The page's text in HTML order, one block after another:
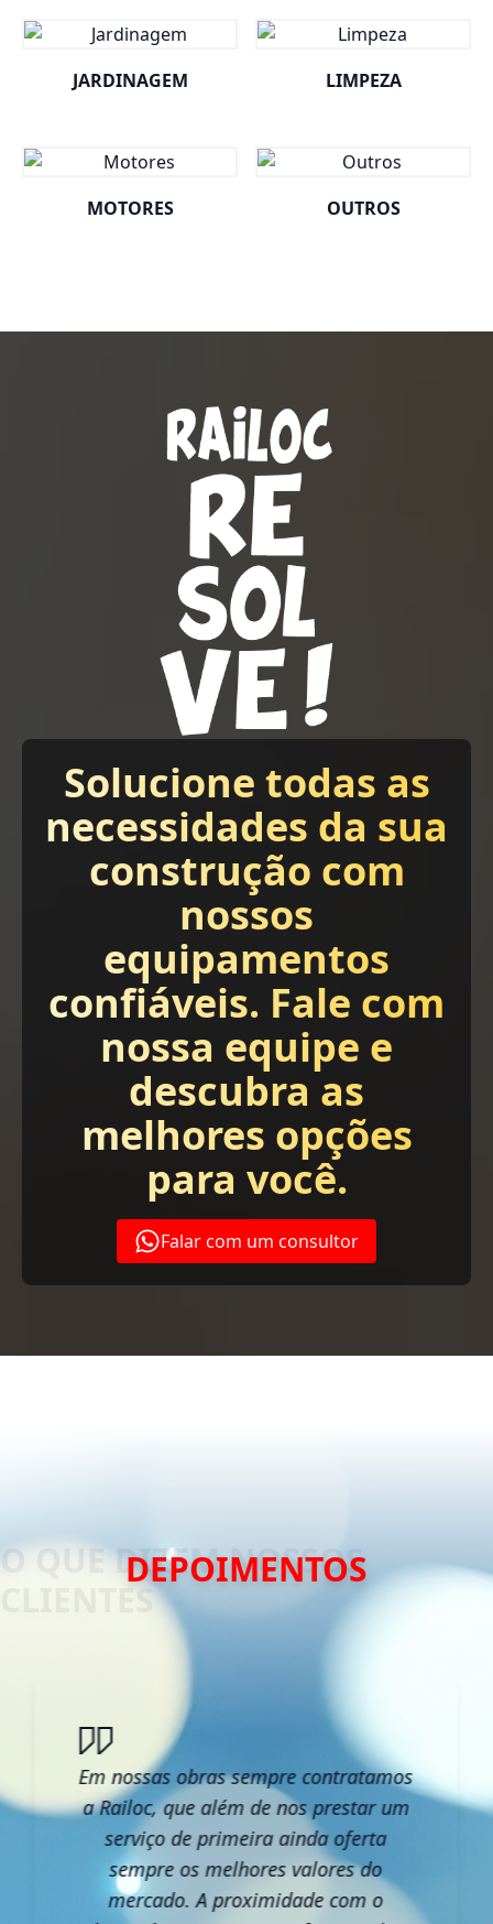
JARDINAGEM LIMPEZA
MOTORES OUTROS
Solucione todas as
necessidades da sua
construção com
nossos
equipamentos
confiáveis. Fale com
nossa equipe e
descubra as
melhores opções
para você.
Falar com um consultor
DEPOIMENTOS
Em nossas obras sempre contratamos
a Railoc, que além de nos prestar um
serviço de primeira ainda oferta
sempre os melhores valores do
mercado. A proximidade com o